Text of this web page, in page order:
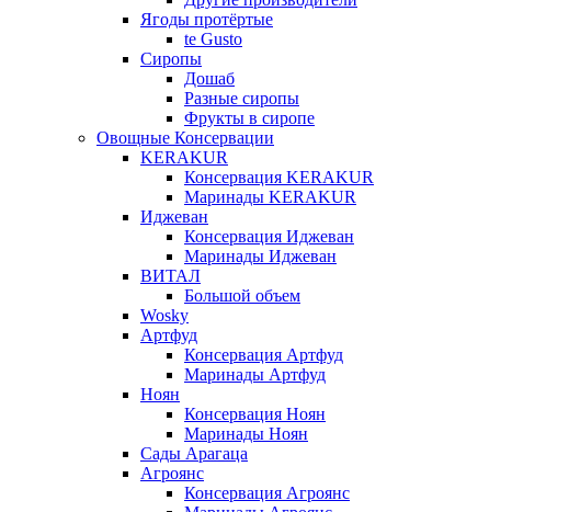
Ягоды протёртые
te Gusto
Сиропы
Дошаб
Разные сиропы
Фрукты в сиропе
Овощные Консервации
KERAKUR
Консервация KERAKUR
Маринады KERAKUR
Иджеван
Консервация Иджеван
Маринады Иджеван
ВИТАЛ
Большой объем
Wosky
Артфуд
Консервация Артфуд
Маринады Артфуд
Ноян
Консервация Ноян
Маринады Ноян
Сады Арагаца
Агроянс
Консервация Агроянс